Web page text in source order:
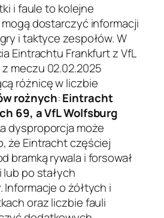
i faule to kolejne
dostarczyć informacji
i taktyce zespołów. W
Eintrachtu Frankfurt z VfL
meczu 02.02.2025
różnicę w liczbie
rożnych:Eintracht
69, a VfL Wolfsburg
dysproporcja może
że Eintracht częściej
bramką rywala i forsował
lub po stałych
o żółtych i
oraz liczbie fauli